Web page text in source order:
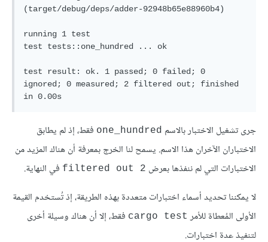
(target/debug/deps/adder-92948b65e88960b4)
running 1 test
test tests::one_hundred ... ok
test result: ok. 1 passed; 0 failed; 0
ignored; 0 measured; 2 filtered out; finished
جرى تشغيل الاختبار بالاسم one_hundred فقط، إذ لم يطابق
الاختباران الآخران هذا الاسم. يسمح لنا الخرج بمعرفة أن هناك المزيد من
الاختبارات التي لم ننفذها بعرض 2 filtered out
في النهاية.
لا يمكننا تحديد أسماء اختبارات متعددة بهذه الطريقة، إذ تُستخدم القيمة
الأولى المُعطاة للأمر cargo test فقط، إلا أن هناك وسيلة أخرى
لتنفيذ عدة اختبارات.